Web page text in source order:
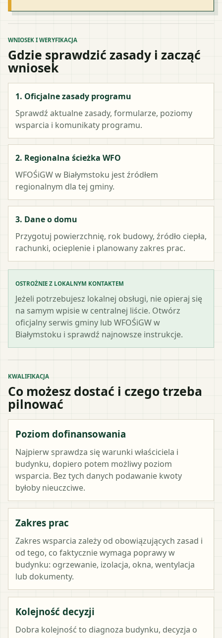
WNIOSEK I WERYFIKACJA
Gdzie sprawdzić zasady i zacząć
wniosek
1. Oficjalne zasady programu
Sprawdź aktualne zasady, formularze, poziomy
wsparcia i komunikaty programu.
2. Regionalna ścieżka WFO
WFOŚiGW w Białymstoku jest źródłem
regionalnym dla tej gminy.
3. Dane o domu
Przygotuj powierzchnię, rok budowy, źródło ciepła,
rachunki, ocieplenie i planowany zakres prac.
OSTROŻNIE Z LOKALNYM KONTAKTEM
Jeżeli potrzebujesz lokalnej obsługi, nie opieraj się
na samym wpisie w centralnej liście. Otwórz
oficjalny serwis gminy lub WFOŚiGW w
Białymstoku i sprawdź najnowsze instrukcje.
KWALIFIKACJA
Co możesz dostać i czego trzeba
pilnować
Poziom dofinansowania
Najpierw sprawdza się warunki właściciela i
budynku, dopiero potem możliwy poziom
wsparcia. Bez tych danych podawanie kwoty
byłoby nieuczciwe.
Zakres prac
Zakres wsparcia zależy od obowiązujących zasad i
od tego, co faktycznie wymaga poprawy w
budynku: ogrzewanie, izolacja, okna, wentylacja
lub dokumenty.
Kolejność decyzji
Dobra kolejność to diagnoza budynku, decyzja o